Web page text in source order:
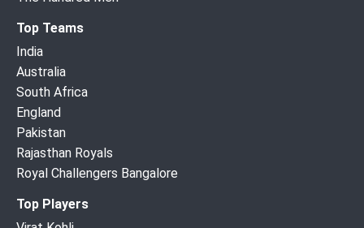
Top Teams
India
Australia
South Africa
England
Pakistan
Rajasthan Royals
Royal Challengers Bangalore
Top Players